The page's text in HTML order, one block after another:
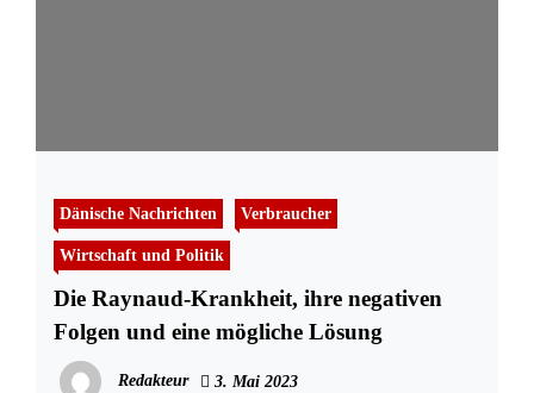
Dänische Nachrichten Verbraucher
Wirtschaft und Politik
Die Raynaud-Krankheit, ihre negativen
Folgen und eine mögliche Lösung
Redakteur 3. Mai 2023